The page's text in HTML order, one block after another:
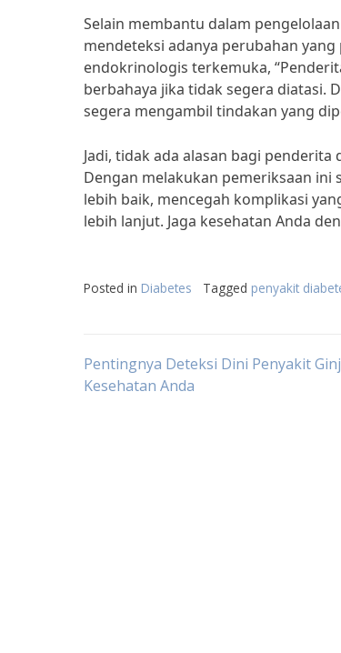
Selain membantu dalam
mendeteksi adanya perubahan
endokrinologis terkemuka,
berbahaya jika tidak segera diatasi.
segera mengambil tindakan yang
Jadi, tidak ada alasan bagi
Dengan melakukan pemeriksaan
lebih baik, mencegah komplikasi
lebih lanjut. Jaga kesehatan Anda
Posted in Diabetes Tagged penyakit
Post
Pentingnya Deteksi Dini Penyakit
Kesehatan Anda